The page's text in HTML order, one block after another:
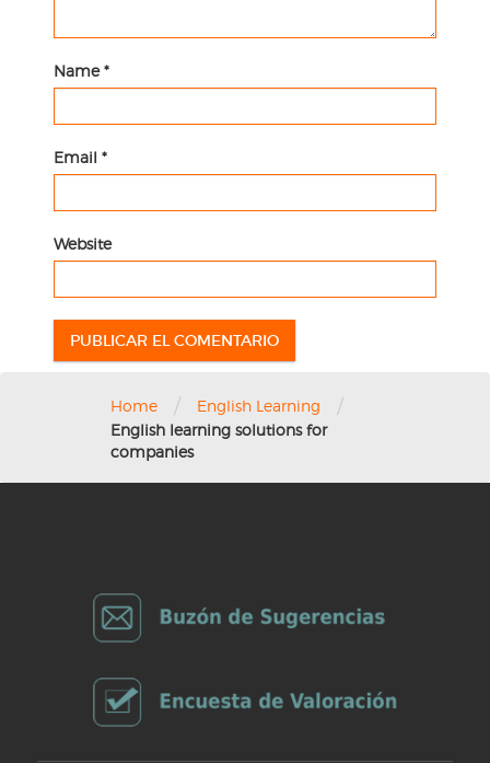
Name*
Email *
Website
Home / English Learning /
English learning solutions for
companies